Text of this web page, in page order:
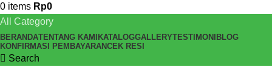
0 items Rp0
All Category
BERANDATENTANG KAMIKATALOGGALLERYTESTIMONIBLOG
KONFIRMASI PEMBAYARANCEK RESI
Search